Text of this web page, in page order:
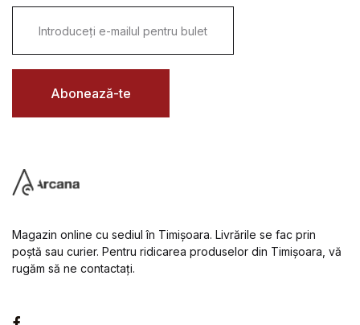
i
l
Abonează-te
Magazin online cu sediul în Timișoara. Livrările se fac prin
poștă sau curier. Pentru ridicarea produselor din Timișoara, vă
rugăm să ne contactați.